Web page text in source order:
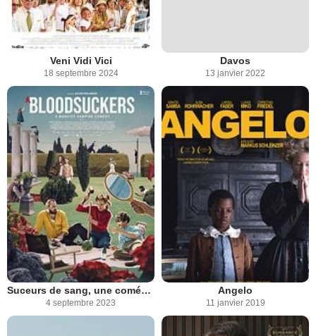
Veni Vidi Vici
18 septembre 2024
Davos
13 janvier 2022
Suceurs de sang, une comédie marxiste de vampires
4 septembre 2023
Angelo
11 janvier 2019